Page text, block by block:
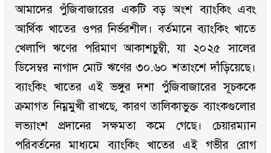
আমাদের পুঁজিবাজারের একটি বড় অংশ ব্যাংকিং এবং
আর্থিক খাতের ওপর নির্ভরশীল। বর্তমানে ব্যাংকিং খাতে
খেলাপি ঋণের পরিমাণ আকাশচুম্বী, যা ২০২৫ সালের
ডিসেম্বর নাগাদ মোট ঋণের ৩০.৬০ শতাংশে দাঁড়িয়েছে।
ব্যাংকিং খাতের এই ভঙ্গুর দশা পুঁজিবাজারের সূচককে
ক্রমাগত নিম্নমুখী রাখছে, কারণ তালিকাভুক্ত ব্যাংকগুলোর
লভ্যাংশ প্রদানের সক্ষমতা কমে গেছে। চেয়ারম্যান
পরিবর্তনের মাধ্যমে ব্যাংকিং খাতের এই গভীর রোগ